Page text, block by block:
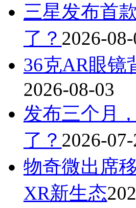
三星发布首
了？ 2026-
36克AR眼镜
2026-08-03
发布三个月
了？ 2026-
物奇微出席
XR新生态